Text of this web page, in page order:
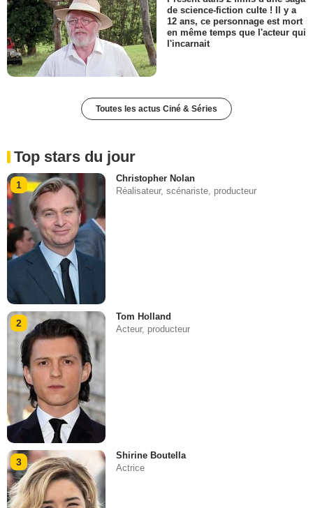
de science-fiction culte ! Il y a
12 ans, ce personnage est mort
en même temps que l'acteur qui
l'incarnait
Toutes les actus Ciné & Séries
Top stars du jour
1
Christopher Nolan
Réalisateur, scénariste, producteur
2
Tom Holland
Acteur, producteur
3
Shirine Boutella
Actrice